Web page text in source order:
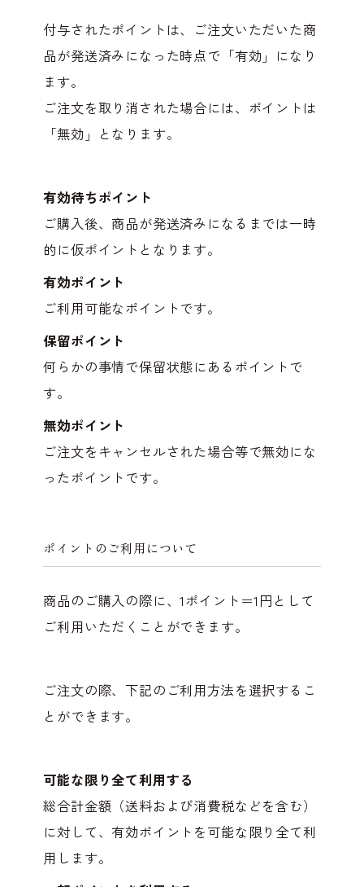
付与されたポイントは、ご注文いただいた商
品が発送済みになった時点で「有効」になり
ます。
ご注文を取り消された場合には、ポイントは
「無効」となります。
有効待ちポイント
ご購入後、商品が発送済みになるまでは一時
的に仮ポイントとなります。
有効ポイント
ご利用可能なポイントです。
保留ポイント
何らかの事情で保留状態にあるポイントで
す。
無効ポイント
ご注文をキャンセルされた場合等で無効にな
ったポイントです。
ポイントのご利用について
商品のご購入の際に、1ポイント＝1円として
ご利用いただくことができます。
ご注文の際、下記のご利用方法を選択するこ
とができます。
可能な限り全て利用する
総合計金額（送料および消費税などを含む）
に対して、有効ポイントを可能な限り全て利
用します。